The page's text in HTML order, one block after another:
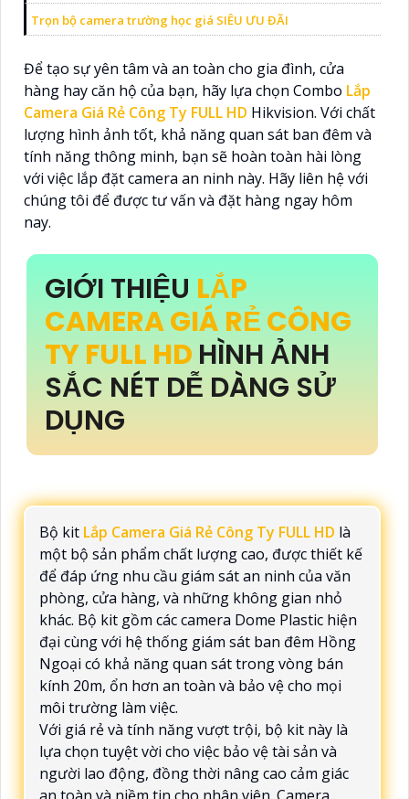
Trọn bộ camera trường học giá SIÊU ƯU ĐÃI
Để tạo sự yên tâm và an toàn cho gia đình, cửa
hàng hay căn hộ của bạn, hãy lựa chọn Combo Lắp
Camera Giá Rẻ Công Ty FULL HD Hikvision. Với chất
lượng hình ảnh tốt, khả năng quan sát ban đêm và
tính năng thông minh, bạn sẽ hoàn toàn hài lòng
với việc lắp đặt camera an ninh này. Hãy liên hệ với
chúng tôi để được tư vấn và đặt hàng ngay hôm
nay.
GIỚI THIỆU LẮP
CAMERA GIÁ RẺ CÔNG
TY FULL HD HÌNH ẢNH
SẮC NÉT DỄ DÀNG SỬ
DỤNG
Bộ kit Lắp Camera Giá Rẻ Công Ty FULL HD là
một bộ sản phẩm chất lượng cao, được thiết kế
để đáp ứng nhu cầu giám sát an ninh của văn
phòng, cửa hàng, và những không gian nhỏ
khác. Bộ kit gồm các camera Dome Plastic hiện
đại cùng với hệ thống giám sát ban đêm Hồng
Ngoại có khả năng quan sát trong vòng bán
kính 20m, ổn hơn an toàn và bảo vệ cho mọi
môi trường làm việc.
Với giá rẻ và tính năng vượt trội, bộ kit này là
lựa chọn tuyệt vời cho việc bảo vệ tài sản và
người lao động, đồng thời nâng cao cảm giác